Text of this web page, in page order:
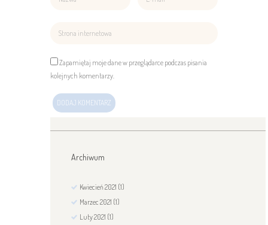
Zapamiętaj moje dane w przeglądarce podczas pisania
kolejnych komentarzy.
Archiwum
Kwiecień2021 (1)
Marzec2021 (1)
Luty2021 (1)